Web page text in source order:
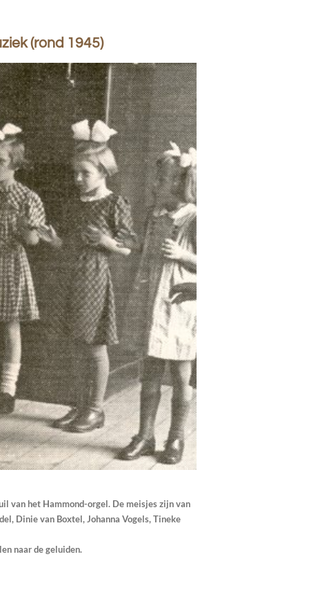
(rond 1945)
van het Hammond-orgel. De meisjes zijn van
Dinie van Boxtel, Johanna Vogels, Tineke
naar de geluiden.